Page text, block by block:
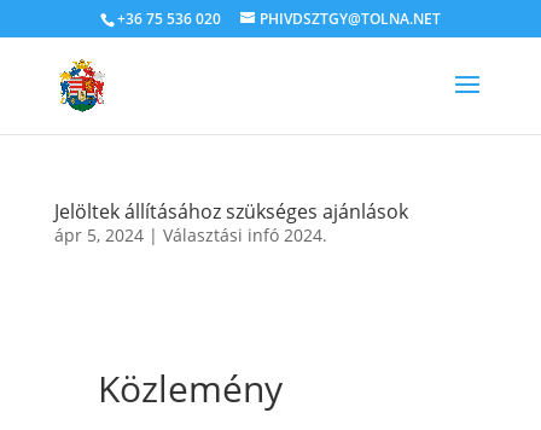
+36 75 536 020 PHIVDSZTGY@TOLNA.NET
Jelöltek állításához szükséges ajánlások
ápr 5, 2024| Választási infó 2024.
Közlemény